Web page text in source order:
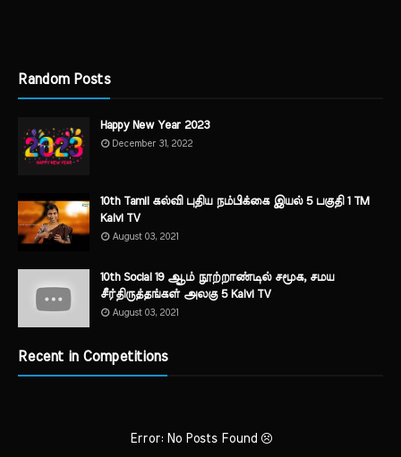
Random Posts
Happy New Year 2023
December 31, 2022
10th Tamil கல்வி புதிய நம்பிக்கை இயல் 5 பகுதி 1 TM
Kalvi TV
August 03, 2021
10th Social 19 ஆம் நூற்றாண்டில் சமூக, சமய
சீர்திருத்தங்கள் அலகு 5 Kalvi TV
August 03, 2021
Recent in Competitions
Error: No Posts Found